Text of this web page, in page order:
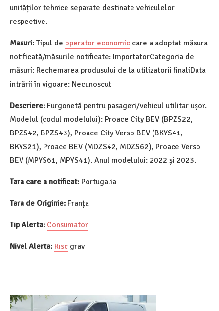
unităților tehnice separate destinate vehiculelor
respective.
Masuri: Tipul de operator economic care a adoptat măsura
notificată/măsurile notificate: ImportatorCategoria de
măsuri: Rechemarea produsului de la utilizatorii finaliData
intrării în vigoare: Necunoscut
Descriere: Furgonetă pentru pasageri/vehicul utilitar ușor.
Modelul (codul modelului): Proace City BEV (BPZS22,
BPZS42, BPZS43), Proace City Verso BEV (BKYS41,
BKYS21), Proace BEV (MDZS42, MDZS62), Proace Verso
BEV (MPYS61, MPYS41). Anul modelului: 2022 și 2023.
Tara care a notificat: Portugalia
Tara de Originie: Franța
Tip Alerta: Consumator
Nivel Alerta: Risc grav